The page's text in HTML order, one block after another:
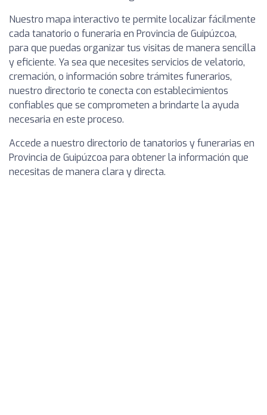
Nuestro mapa interactivo te permite localizar fácilmente
cada tanatorio o funeraria en Provincia de Guipúzcoa,
para que puedas organizar tus visitas de manera sencilla
y eficiente. Ya sea que necesites servicios de velatorio,
cremación, o información sobre trámites funerarios,
nuestro directorio te conecta con establecimientos
confiables que se comprometen a brindarte la ayuda
necesaria en este proceso.
Accede a nuestro directorio de tanatorios y funerarias en
Provincia de Guipúzcoa para obtener la información que
necesitas de manera clara y directa.